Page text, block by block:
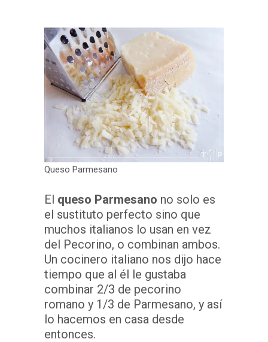
Queso Parmesano
El queso Parmesano no solo es
el sustituto perfecto sino que
muchos italianos lo usan en vez
del Pecorino, o combinan ambos.
Un cocinero italiano nos dijo hace
tiempo que al él le gustaba
combinar 2/3 de pecorino
romano y 1/3 de Parmesano, y así
lo hacemos en casa desde
entonces.